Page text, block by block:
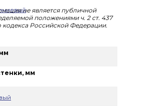
не является публичной
положениями ч. 2 ст. 437
кодекса Российской Федерации.
мм